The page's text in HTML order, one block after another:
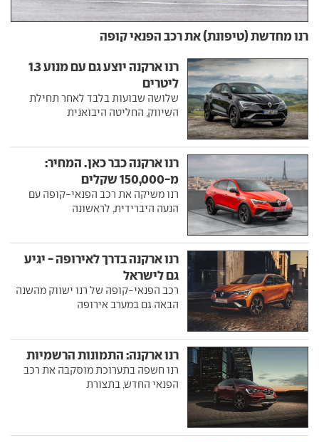
רנו מחדשת (טיפונת) את רכב הפנאי קופה
רנו ארקנה יוצע גם עם מנוע 1.3
ליטרים
שלושה שבועות בלבד לאחר תחילת
השיווק, החליטה היבואנית
רנו ארקנה כבר כאן. המחיר:
מ-150,000 שקלים
רנו משיקה את רכב הפנאי-קופה עם
הנעה היברידית, לראשונה
רנו ארקנה בדרך לאירופה - יגיע
גם לישראל
רכב הפנאי-קופה של רנו ישווק מהשנה
הבאה גם במערב אירופה
רנו ארקנה: התמונות הרשמיות
רנו חשפה בתערוכת מוסקבה את רכב
הפנאי החדש, בתצורת